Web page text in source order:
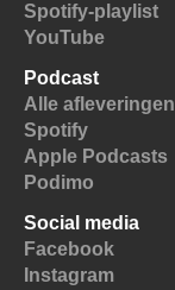
Spotify-playlist
YouTube
Podcast
Alle afleveringen
Spotify
Apple Podcasts
Podimo
Social media
Facebook
Instagram